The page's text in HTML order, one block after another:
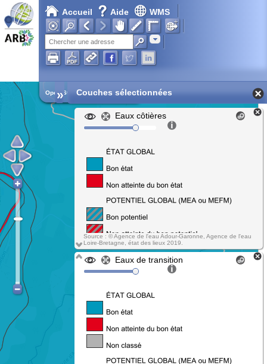
Accueil Aide WMS
Adresse
Open Street Map
» Couches sélectionnées
Eaux côtières
Source : © Agence de l'eau Adour-Garonne, Agence de l'eau
Loire-Bretagne, état des lieux 2019.
Eaux de transition